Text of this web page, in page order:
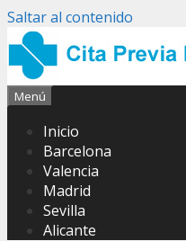
Saltar al contenido
Menú
Inicio
Barcelona
Valencia
Madrid
Sevilla
Alicante